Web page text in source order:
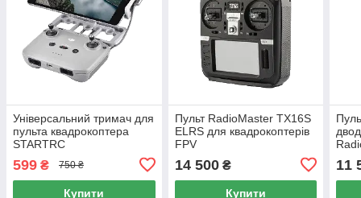
Універсальний тримач для
пульта квадрокоптера
STARTRC
599 ₴ 750 ₴
Купити
Пульт RadioMaster TX16S
ELRS для квадрокоптерів
FPV
14 500₴
Купити
11